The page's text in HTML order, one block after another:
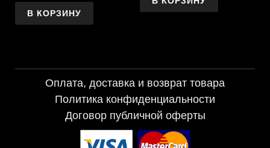
В КОРЗИНУ
Оплата, доставка и возврат товара
Политика конфиденциальности
Договор публичной оферты